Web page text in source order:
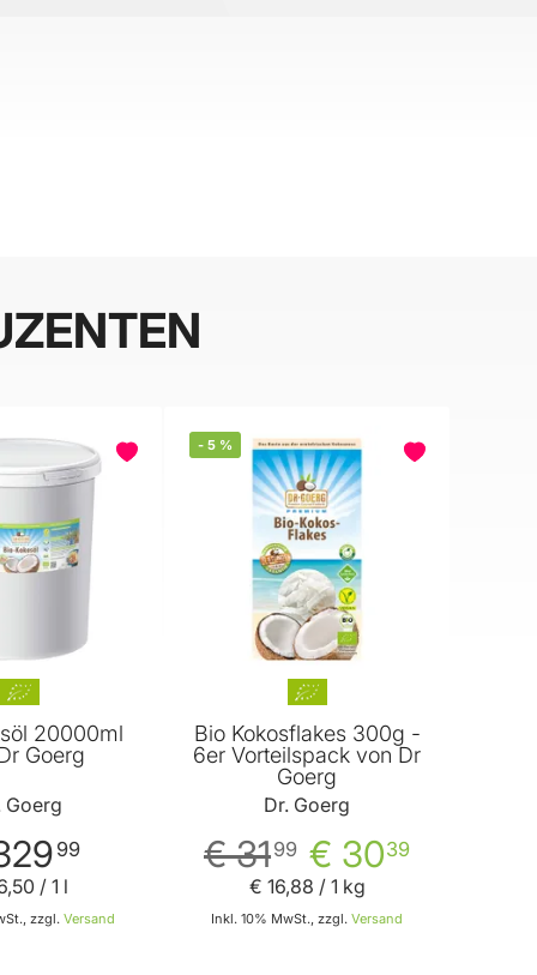
20000ml
Goerg
Goerg
99
zzgl. Versand
,50/ 1 l
- 5 %
Bio Kokosflakes 300g -
6er Vorteilspack von Dr
Goerg
Dr. Goerg
€ 3039
€ 3199
Inkl. 10% MwSt., zzgl. Versand
€ 16,88 / 1 kg